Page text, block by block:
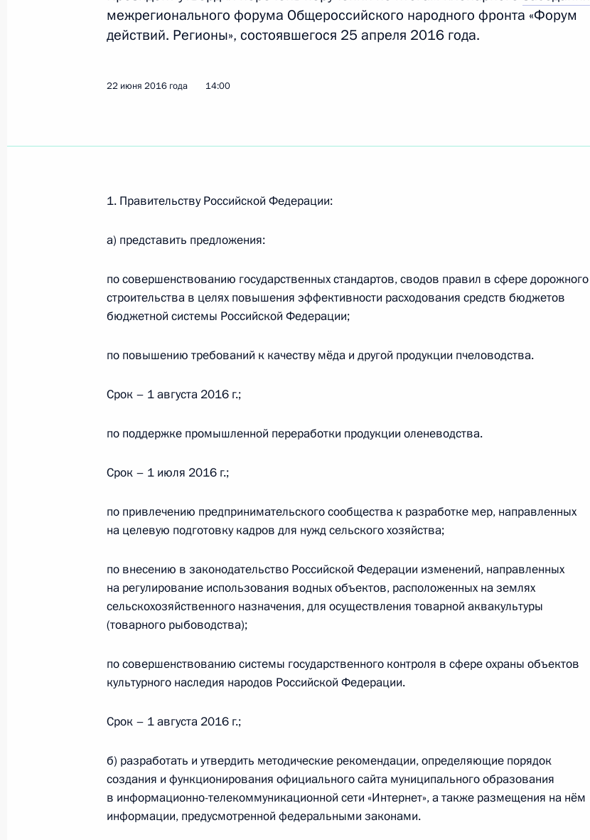
инвестиционной привлекательности жилищного комплекса
25 апреля 2017 года, 15:00
Перечень поручений по результатам проверки исполнения
проведения капитального ремонта в многоквартирных домах
о водоснабжении и водоотведении
29 декабря 2016 года, 12:30
Внесены изменения в Жилищный кодекс
29 декабря 2016 года, 10:50
Перечень поручений по итогам совещания с членами
В закон о концессионных соглашениях внесены изменения,
направленные на совершенствование законодательного
межрегионального форума Общероссийского народного фронта «Форум
действий. Регионы», состоявшегося 25 апреля 2016 года.
22 июня 2016 года 14:00
1. Правительству Российской Федерации:
а) представить предложения:
по совершенствованию государственных стандартов, сводов правил в сфере дорожного
строительства в целях повышения эффективности расходования средств бюджетов
бюджетной системы Российской Федерации;
по повышению требований к качеству мёда и другой продукции пчеловодства.
Срок – 1 августа 2016 г.;
по поддержке промышленной переработки продукции оленеводства.
Срок – 1 июля 2016 г.;
по привлечению предпринимательского сообщества к разработке мер, направленных
на целевую подготовку кадров для нужд сельского хозяйства;
по внесению в законодательство Российской Федерации изменений, направленных
на регулирование использования водных объектов, расположенных на землях
сельскохозяйственного назначения, для осуществления товарной аквакультуры
(товарного рыбоводства);
по совершенствованию системы государственного контроля в сфере охраны объектов
культурного наследия народов Российской Федерации.
Срок – 1 августа 2016 г.;
б) разработать и утвердить методические рекомендации, определяющие порядок
создания и функционирования официального сайта муниципального образования
в информационно-телекоммуникационной сети «Интернет», а также размещения на нём
информации, предусмотренной федеральными законами.